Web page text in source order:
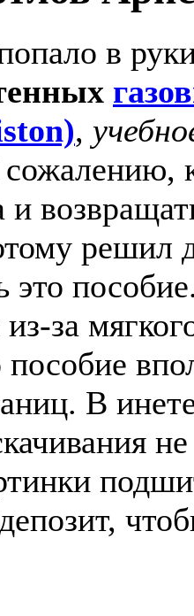
в
,
и
решил
это
за
пособие
В